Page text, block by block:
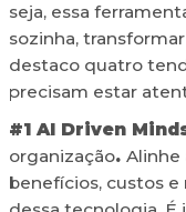
seja, essa
sozinha,
destaco quatro
precisam estar
#1 AI Driven
organização. Alinhe
benefícios, custos e